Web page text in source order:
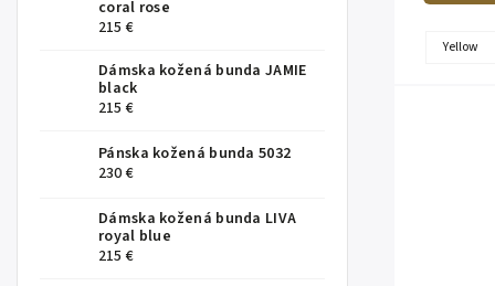
coral rose
215 €
Dámska kožená bunda JAMIE
black
215 €
Pánska kožená bunda 5032
230 €
Dámska kožená bunda LIVA
royal blue
215 €
Yellow